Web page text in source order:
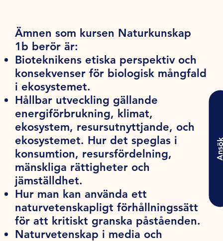
Ämnen som kursen Naturkunskap
1b berör är:
Bioteknikens etiska perspektiv och
konsekvenser för biologisk mångfald
i ekosystemet.
Hållbar utveckling gällande
energiförbrukning, klimat,
ekosystem, resursutnyttjande, och
ekosystemet. Hur det speglas i
konsumtion, resursfördelning,
mänskliga rättigheter och
jämställdhet.
Hur man kan använda ett
naturvetenskapligt förhållningssätt
för att kritiskt granska påståenden.
Naturvetenskap i media och